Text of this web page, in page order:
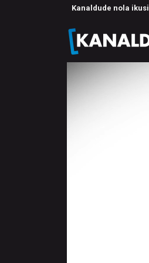
Kanaldude nola ikusi